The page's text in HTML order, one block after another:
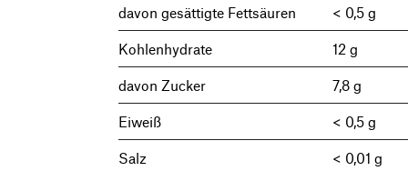
davon gesättigte Fettsäuren < 0,5 g
Kohlenhydrate 12 g
davon Zucker 7,8 g
Eiweiß < 0,5 g
Salz < 0,01 g